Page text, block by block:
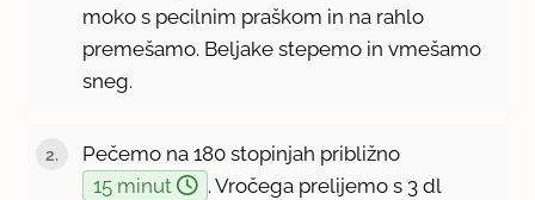
moko s pecilnim praškom in na rahlo
premešamo. Beljake stepemo in vmešamo
sneg.
Pečemo na 180 stopinjah približno
15 minut
. Vročega prelijemo s 3 dl